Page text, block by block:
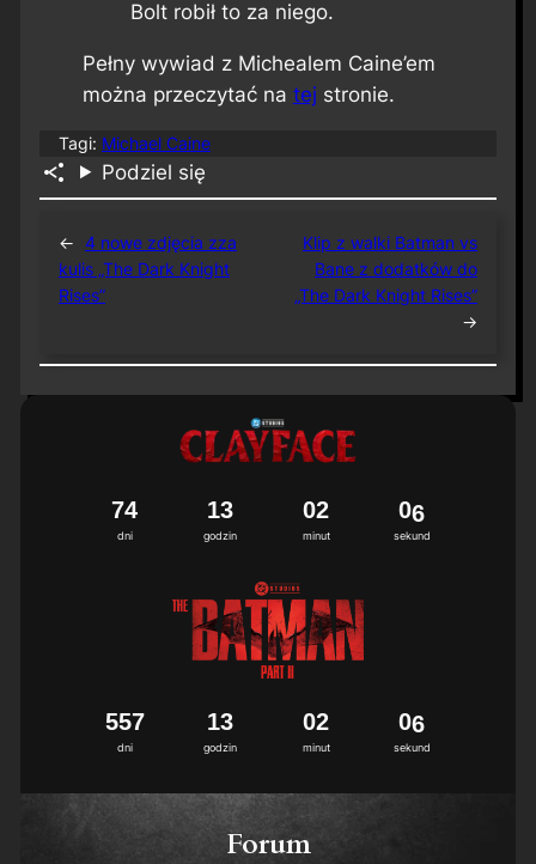
Bolt robił to za niego.
Pełny wywiad z Michealem Caine’em
można przeczytać na tej stronie.
Tagi: Michael Caine
Podziel się
← 4 nowe zdjęcia zza
kulis „The Dark Knight
Rises”
Klip z walki Batman vs
Bane z dodatków do
„The Dark Knight Rises”
→
dni
74
godzin
13
minut
02
sekund
05
6
dni
557
godzin
13
minut
02
sekund
05
6
Forum